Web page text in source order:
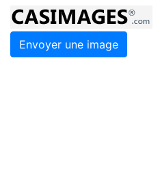
Envoyer une image